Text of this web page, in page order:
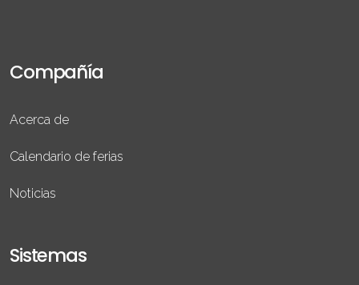
Compañía
Acerca de
Calendario de ferias
Noticias
Sistemas